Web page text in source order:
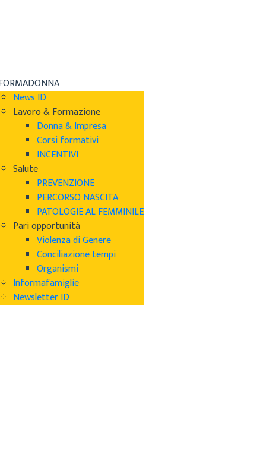
News ID
Lavoro & Formazione
Donna & Impresa
Corsi formativi
INCENTIVI
Salute
PREVENZIONE
PERCORSO NASCITA
PATOLOGIE AL FEMMINILE
Pari opportunità
Violenza di Genere
Conciliazione tempi
Organismi
Informafamiglie
Newsletter ID